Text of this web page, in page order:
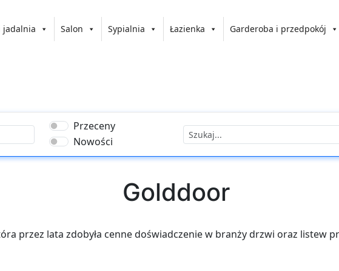
jadalnia Salon Sypialnia Łazienka Garderoba i przedpokój
Przeceny
Nowości
Golddoor
przez lata zdobyła cenne doświadczenie w branży drzwi oraz listew
istniejących produktów oraz całkowicie nowe pozycje, aby jak